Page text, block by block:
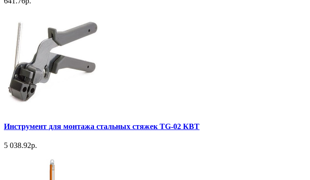
Инструмент для монтажа стальных стяжек TG-02 КВТ
5 038.92р.